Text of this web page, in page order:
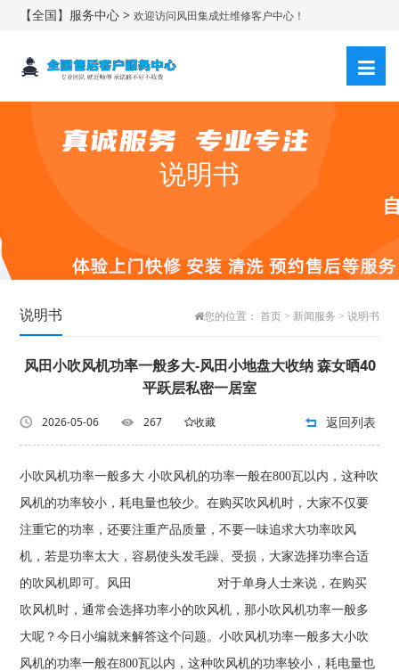
【全国】服务中心 >欢迎访问风田集成灶维修客户中心！
说明书
说明书 您的位置： 首页> 新闻服务 > 说明书
风田小吹风机功率一般多大-风田小地盘大收纳 森女晒40
平跃层私密一居室
2026-05-06 267 收藏 返回列表
小吹风机功率一般多大 小吹风机的功率一般在800瓦以内，这种吹
风机的功率较小，耗电量也较少。在购买吹风机时，大家不仅要
注重它的功率，还要注重产品质量，不要一味追求大功率吹风
机，若是功率太大，容易使头发毛躁、受损，大家选择功率合适
的吹风机即可。风田 对于单身人士来说，在购买
吹风机时，通常会选择功率小的吹风机，那小吹风机功率一般多
大呢？今日小编就来解答这个问题。小吹风机功率一般多大小吹
风机的功率一般在800瓦以内，这种吹风机的功率较小，耗电量也